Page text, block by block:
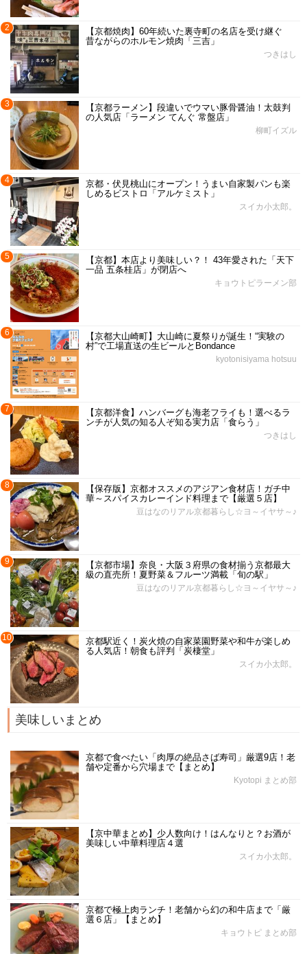
2
【京都焼肉】60年続いた裏寺町の名店を受け継ぐ
昔ながらのホルモン焼肉「三吉」
つきはし
3
【京都ラーメン】段違いでウマい豚骨醤油！太鼓判
の人気店「ラーメン てんぐ 常盤店」
柳町イズル
4
京都・伏見桃山にオープン！うまい自家製パンも楽
しめるビストロ「アルケミスト」
スイカ小太郎。
5
【京都】本店より美味しい？！ 43年愛された「天下
一品 五条桂店」が閉店へ
キョウトピラーメン部
6
【京都大山崎町】大山崎に夏祭りが誕生！“実験の
村”で工場直送の生ビールとBondance
kyotonisiyama hotsuu
7
【京都洋食】ハンバーグも海老フライも！選べるラ
ンチが人気の知る人ぞ知る実力店「食らう」
つきはし
8
【保存版】京都オススメのアジアン食材店！ガチ中
華～スパイスカレーインド料理まで【厳選５店】
豆はなのリアル京都暮らし☆ヨ～イヤサ～♪
9
【京都市場】奈良・大阪３府県の食材揃う京都最大
級の直売所！夏野菜＆フルーツ満載「旬の駅」
豆はなのリアル京都暮らし☆ヨ～イヤサ～♪
10
京都駅近く！炭火焼の自家菜園野菜や和牛が楽しめ
る人気店！朝食も評判「炭棲堂」
スイカ小太郎。
美味しいまとめ
京都で食べたい「肉厚の絶品さば寿司」厳選9店！老
舗や定番から穴場まで【まとめ】
Kyotopi まとめ部
【京中華まとめ】少人数向け！はんなりと？お酒が
美味しい中華料理店４選
スイカ小太郎。
京都で極上肉ランチ！老舗から幻の和牛店まで「厳
選６店」【まとめ】
キョウトピ まとめ部